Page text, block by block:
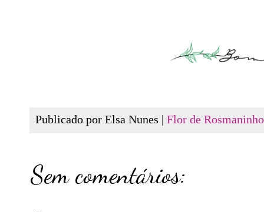
Publicado por Elsa Nunes | Flor de
Sem comentários: